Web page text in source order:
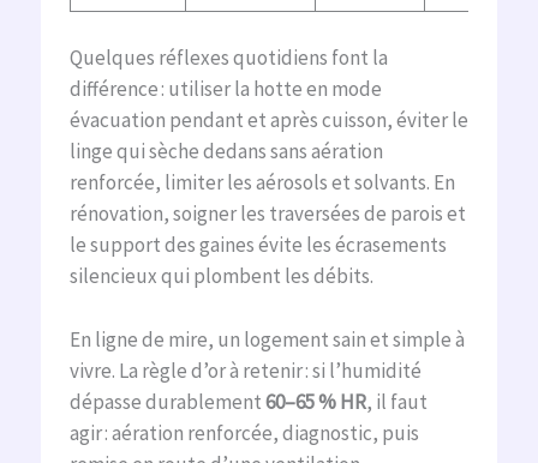
Quelques réflexes quotidiens font la
différence : utiliser la hotte en mode
évacuation pendant et après cuisson, éviter le
linge qui sèche dedans sans aération
renforcée, limiter les aérosols et solvants. En
rénovation, soigner les traversées de parois et
le support des gaines évite les écrasements
silencieux qui plombent les débits.
En ligne de mire, un logement sain et simple à
vivre. La règle d’or à retenir : si l’humidité
dépasse durablement60–65 % HR, il faut
agir : aération renforcée, diagnostic, puis